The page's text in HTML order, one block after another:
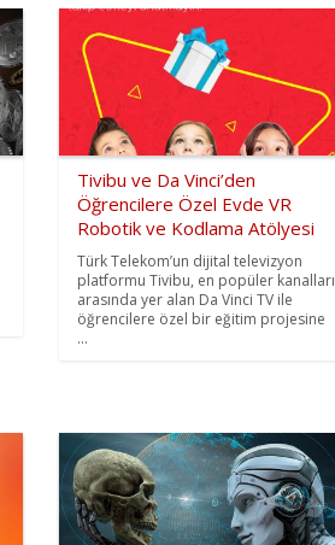
Tivibu ve Da Vinci’den
Öğrencilere Özel Evde VR
Robotik ve Kodlama Atölyesi
Türk Telekom’un dijital televizyon
platformu Tivibu, en popüler kanalları
arasında yer alan Da Vinci TV ile
öğrencilere özel bir eğitim projesine
...